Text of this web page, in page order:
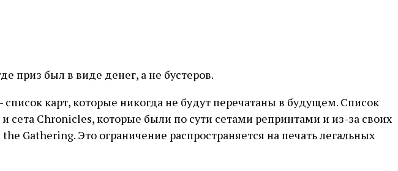
приз был в виде денег, а не бустеров.
карт, которые никогда не будут перечатаны в будущем. Список
Chronicles, которые были по сути сетами репринтами и из-за своих
Gathering. Это ограничение распространяется на печать легальных